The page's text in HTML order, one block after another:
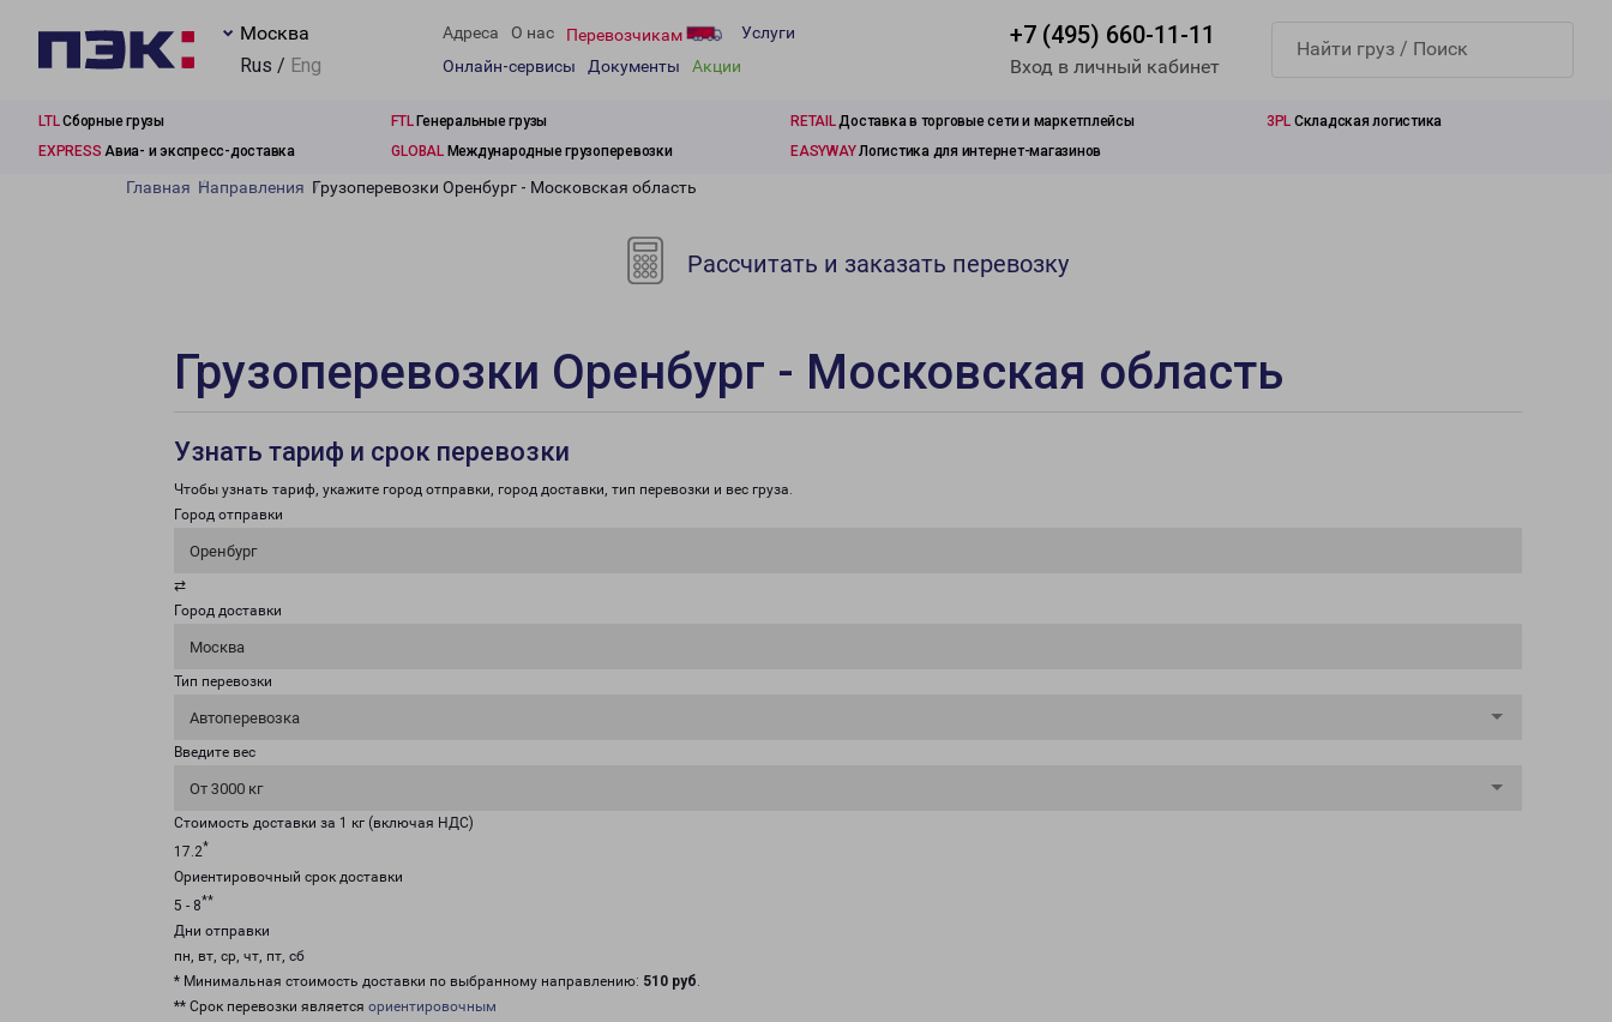
Москва
Rus / Eng
Адреса О нас Перевозчикам
Услуги
Онлайн-сервисы
Документы Акции
+7 (495) 660-11-11
Вход в личный кабинет
LTLСборные грузы FTLГенеральные грузы RETAILДоставка в торговые сети и маркетплейсы 3PL Складская логистика
EXPRESS Авиа- и экспресс-доставка GLOBALМеждународные грузоперевозки EASYWAYЛогистика для интернет-магазинов
Главная Направления Грузоперевозки Оренбург - Московская область
Рассчитать и заказать перевозку
Грузоперевозки Оренбург - Московская область
Узнать тариф и срок перевозки
Чтобы узнать тариф, укажите город отправки, город доставки, тип перевозки и вес груза.
Город отправки
Оренбург
⇄
Город доставки
Москва
Тип перевозки
Автоперевозка
Введите вес
От 3000 кг
Стоимость доставки за 1 кг (включая НДС)
17.2*
Ориентировочный срок доставки
5 - 8**
Дни отправки
пн, вт, ср, чт, пт, сб
* Минимальная стоимость доставки по выбранному направлению: 510 руб.
** Срок перевозки является ориентировочным